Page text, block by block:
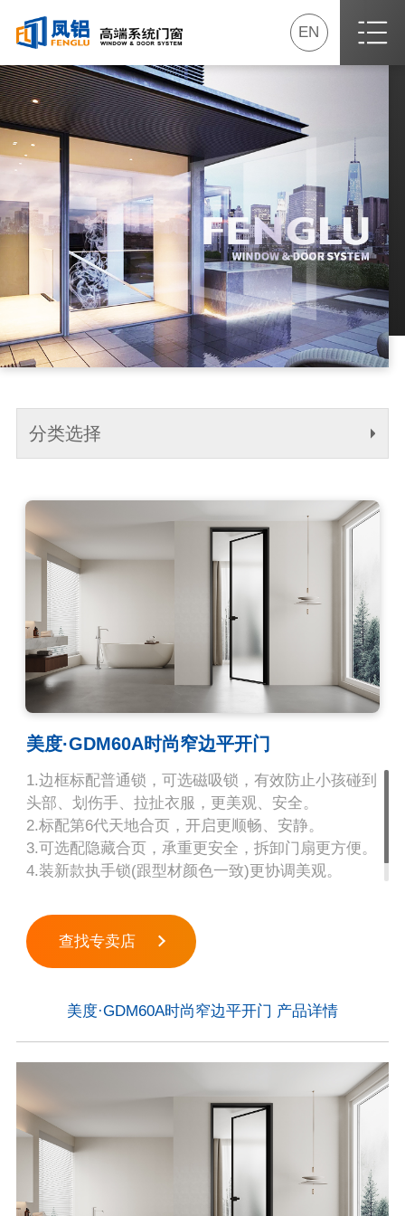
EN
首页
关于我们
最新动态
产品专区
我要加盟
服务专区
分类选择
美度·GDM60A时尚窄边平开门
1.边框标配普通锁，可选磁吸锁，有效防止小孩碰到
头部、划伤手、拉扯衣服，更美观、安全。
2.标配第6代天地合页，开启更顺畅、安静。
3.可选配隐藏合页，承重更安全，拆卸门扇更方便。
4.装新款执手锁(跟型材颜色一致)更协调美观。
查找专卖店
美度·GDM60A时尚窄边平开门 产品详情